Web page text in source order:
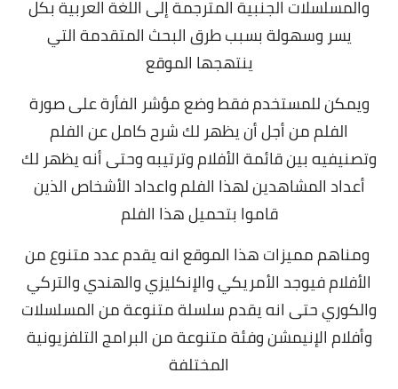
والمسلسلات الجنبية المترجمة إلى اللغة العربية بكل
يسر وسهولة بسبب طرق البحث المتقدمة التي
ينتهجها الموقع
ويمكن للمستخدم فقط وضع مؤشر الفأرة على صورة
الفلم من أجل أن يظهر لك شرح كامل عن الفلم
وتصنيفيه بين قائمة الأفلام وترتيبه وحتى أنه يظهر لك
أعداد المشاهدين لهذا الفلم واعداد الأشخاص الذين
قاموا بتحميل هذا الفلم
ومناهم مميزات هذا الموقع انه يقدم عدد متنوع من
الأفلام فيوجد الأمريكي والإنكليزي والهندي والتركي
والكوري حتى انه يقدم سلسلة متنوعة من المسلسلات
وأفلام الإنيمشن وفئة متنوعة من البرامج التلفزيونية
المختلفة